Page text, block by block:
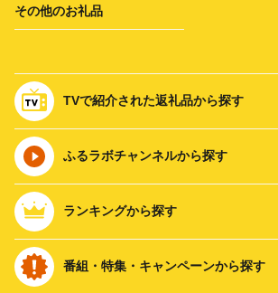
その他のお礼品
TVで紹介された返礼品から探す
ふるラボチャンネルから探す
ランキングから探す
番組・特集・キャンペーンから探す